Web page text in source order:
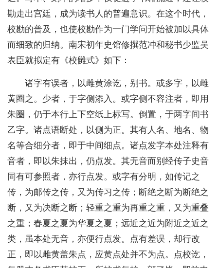
勘走出宫廷，成为读书人的普遍意识。在这个时代，
校勘的普及，也使校勘作为一门学问开始被加以具体
而细致的归纳。南宋初年史馆修撰范冲和秘书少监吴
表臣就拟定有《校雠式》如下：
诸字有误者，以雌黄涂讫，别书。或多字，以雌
黄圈之。少者，于字侧添入。或字侧不容注者，即用
朱圈，仍于本行上下空纸上标写。倒置，于两字间书
乙字。诸点语断处，以侧为正。其有人名、地名、物
名等合细分者，即于中间细点。诸点发字本处注释有
音者，即以朱抹出，仍点发。其无音而别经传子史音
同有可参照者，亦行点发。或字有分明，如传记之
传，为邮传之传，又为传习之传；断绝之断为断绝之
断，又为决断之断；轻重之重为再重之重，又为重叠
之重；春夏之夏为华夏之夏；远近之近为附近之近之
类，虽本处无音，亦便行点发。点有差误，却行改
正，即以雌黄盖朱点，应黄点处并不为点。点校讫，